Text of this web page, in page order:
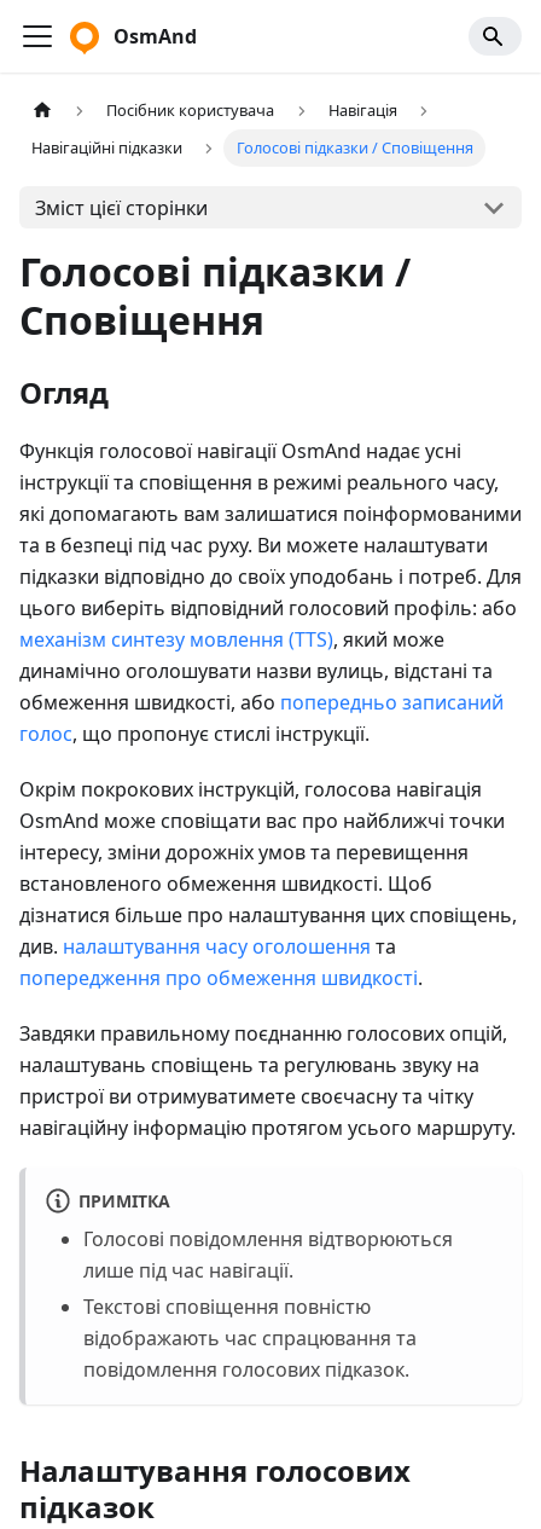
OsmAnd
Посібник користувача
Навігація
Навігаційні підказки
Голосові підказки / Сповіщення
Зміст цієї сторінки
Голосові підказки /
Сповіщення
Огляд
Функція голосової навігації OsmAnd надає усні
інструкції та сповіщення в режимі реального часу,
які допомагають вам залишатися поінформованими
та в безпеці під час руху. Ви можете налаштувати
підказки відповідно до своїх уподобань і потреб. Для
цього виберіть відповідний голосовий профіль: або
механізм синтезу мовлення (TTS), який може
динамічно оголошувати назви вулиць, відстані та
обмеження швидкості, або попередньо записаний
голос, що пропонує стислі інструкції.
Окрім покрокових інструкцій, голосова навігація
OsmAnd може сповіщати вас про найближчі точки
інтересу, зміни дорожніх умов та перевищення
встановленого обмеження швидкості. Щоб
дізнатися більше про налаштування цих сповіщень,
див. налаштування часу оголошення та
попередження про обмеження швидкості.
Завдяки правильному поєднанню голосових опцій,
налаштувань сповіщень та регулювань звуку на
пристрої ви отримуватимете своєчасну та чітку
навігаційну інформацію протягом усього маршруту.
ПРИМІТКА
Голосові повідомлення відтворюються
лише під час навігації.
Текстові сповіщення повністю
відображають час спрацювання та
повідомлення голосових підказок.
Налаштування голосових
підказок